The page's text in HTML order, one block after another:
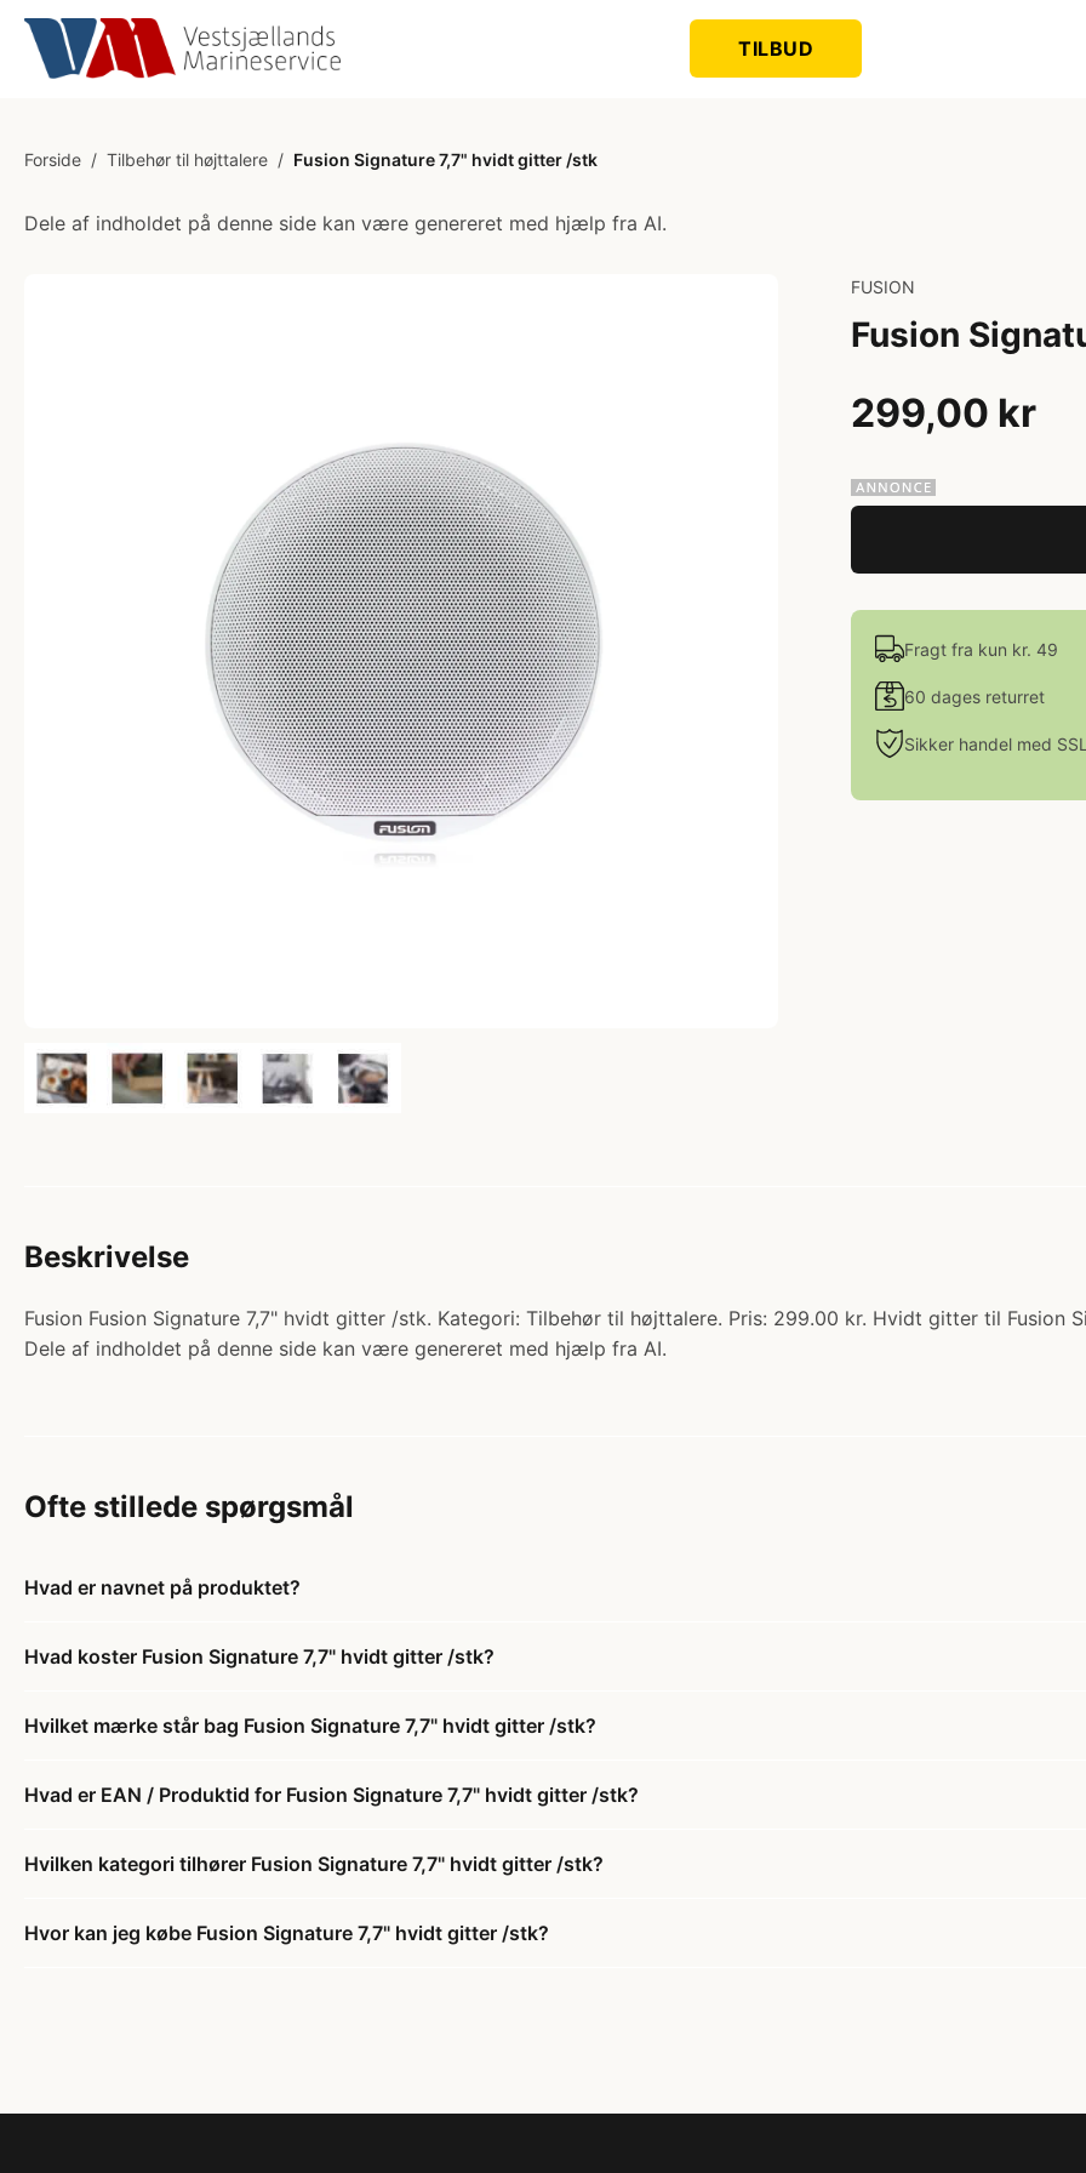
TILBUD
Forside / Tilbehør til højttalere / Fusion Signature 7,7" hvidt gitter /stk
Dele af indholdet på denne side kan være genereret med hjælp fra AI.
FUSION
Fusion
299,00 kr
Fragt fra kun kr. 49
60 dages returret
Sikker handel med
Beskrivelse
Fusion Fusion Signature 7,7" hvidt gitter /stk. Kategori: Tilbehør til højttalere. Pris: 299.00 kr. Hvidt gitter til Fusion
Dele af indholdet på denne side kan være genereret med hjælp fra AI.
Ofte stillede spørgsmål
Hvad er navnet på produktet?
Hvad koster Fusion Signature 7,7" hvidt gitter /stk?
Hvilket mærke står bag Fusion Signature 7,7" hvidt gitter /stk?
Hvad er EAN / Produktid for Fusion Signature 7,7" hvidt gitter /stk?
Hvilken kategori tilhører Fusion Signature 7,7" hvidt gitter /stk?
Hvor kan jeg købe Fusion Signature 7,7" hvidt gitter /stk?